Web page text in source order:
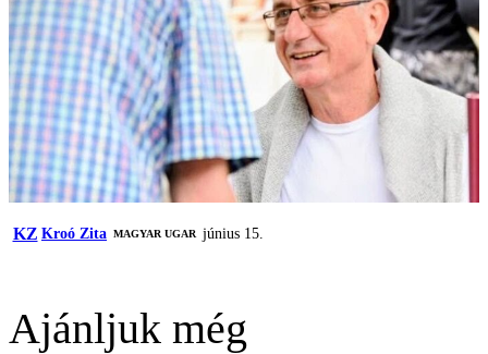
KZ Kroó Zita MAGYAR UGAR június 15.
Ajánljuk még